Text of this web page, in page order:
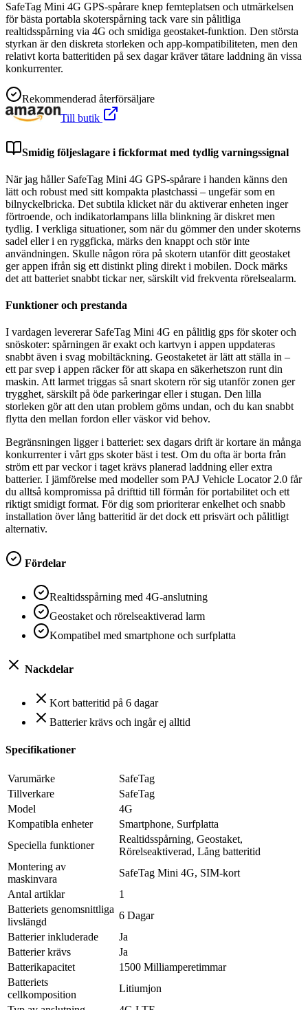
SafeTag Mini 4G GPS-spårare knep femteplatsen och utmärkelsen
för bästa portabla skoterspårning tack vare sin pålitliga
realtidsspårning via 4G och smidiga geostaket-funktion. Den största
styrkan är den diskreta storleken och app-kompatibiliteten, men den
relativt korta batteritiden på sex dagar kräver tätare laddning än vissa
konkurrenter.
Rekommenderad återförsäljare
Till butik
Smidig följeslagare i fickformat med tydlig varningssignal
När jag håller SafeTag Mini 4G GPS-spårare i handen känns den
lätt och robust med sitt kompakta plastchassi – ungefär som en
bilnyckelbricka. Det subtila klicket när du aktiverar enheten inger
förtroende, och indikatorlampans lilla blinkning är diskret men
tydlig. I verkliga situationer, som när du gömmer den under skoterns
sadel eller i en ryggficka, märks den knappt och stör inte
användningen. Skulle någon röra på skotern utanför ditt geostaket
ger appen ifrån sig ett distinkt pling direkt i mobilen. Dock märks
det att batteriet snabbt tickar ner, särskilt vid frekventa rörelsealarm.
Funktioner och prestanda
I vardagen levererar SafeTag Mini 4G en pålitlig gps för skoter och
snöskoter: spårningen är exakt och kartvyn i appen uppdateras
snabbt även i svag mobiltäckning. Geostaketet är lätt att ställa in –
ett par svep i appen räcker för att skapa en säkerhetszon runt din
maskin. Att larmet triggas så snart skotern rör sig utanför zonen ger
trygghet, särskilt på öde parkeringar eller i stugan. Den lilla
storleken gör att den utan problem göms undan, och du kan snabbt
flytta den mellan fordon eller väskor vid behov.
Begränsningen ligger i batteriet: sex dagars drift är kortare än många
konkurrenter i vårt gps skoter bäst i test. Om du ofta är borta från
ström ett par veckor i taget krävs planerad laddning eller extra
batterier. I jämförelse med modeller som PAJ Vehicle Locator 2.0 får
du alltså kompromissa på drifttid till förmån för portabilitet och ett
riktigt smidigt format. För dig som prioriterar enkelhet och snabb
installation över lång batteritid är det dock ett prisvärt och pålitligt
alternativ.
Fördelar
Realtidsspårning med 4G-anslutning
Geostaket och rörelseaktiverad larm
Kompatibel med smartphone och surfplatta
Nackdelar
Kort batteritid på 6 dagar
Batterier krävs och ingår ej alltid
Specifikationer
Varumärke
‎SafeTag
Tillverkare
‎SafeTag
Model
‎4G
Kompatibla enheter
‎Smartphone, Surfplatta
Speciella funktioner
‎Realtidsspårning, Geostaket,
Rörelseaktiverad, Lång batteritid
Montering av
maskinvara
‎SafeTag Mini 4G, SIM-kort
Antal artiklar
‎1
Batteriets genomsnittliga
livslängd
‎6 Dagar
Batterier inkluderade
‎Ja
Batterier krävs
‎Ja
Batterikapacitet
‎1500 Milliamperetimmar
Batteriets
cellkomposition
‎Litiumjon